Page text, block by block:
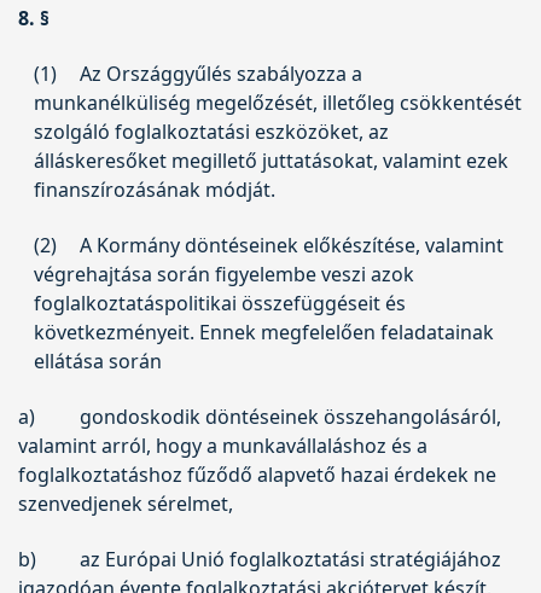
8. §
(1)
Az Országgyűlés szabályozza a
munkanélküliség megelőzését, illetőleg csökkentését
szolgáló foglalkoztatási eszközöket, az
álláskeresőket megillető juttatásokat, valamint ezek
finanszírozásának módját.
(2)
A Kormány döntéseinek előkészítése, valamint
végrehajtása során figyelembe veszi azok
foglalkoztatáspolitikai összefüggéseit és
következményeit. Ennek megfelelően feladatainak
ellátása során
a)
gondoskodik döntéseinek összehangolásáról,
valamint arról, hogy a munkavállaláshoz és a
foglalkoztatáshoz fűződő alapvető hazai érdekek ne
szenvedjenek sérelmet,
b)
az Európai Unió foglalkoztatási stratégiájához
igazodóan évente foglalkoztatási akciótervet készít,